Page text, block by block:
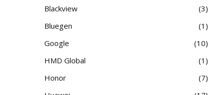
Blackview
3
Bluegen
1
Google
10
HMD Global
1
Honor
7